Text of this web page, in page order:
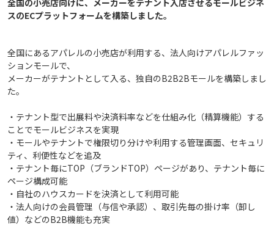
全国の小売店向けに、メーカーをテナント入店させるモールビジネ
全国にあるアパレルの小売店が利用する、法人向けアパレルファッ
ションモールで、
メーカーがテナントとして入る、独自のB2B2Bモールを構築しまし
た。
・テナント型で出展料や決済料率などを仕組み化（精算機能）する
ことでモールビジネスを実現
・モールやテナントで権限切り分けや利用する管理画面、セキュリ
ティ、利便性などを追及
・テナント毎にTOP（ブランドTOP）ページがあり、テナント毎に
ページ構成可能
・自社のハウスカードを決済として利用可能
・法人向けの会員管理（与信や承認）、取引先毎の掛け率（卸し
値）などのB2B機能も充実